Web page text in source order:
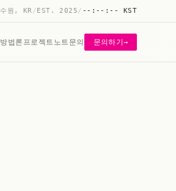
수원, KR/EST. 2025/ --:--:-- KST
방법론 프로젝트 노트 문의 문의하기 →